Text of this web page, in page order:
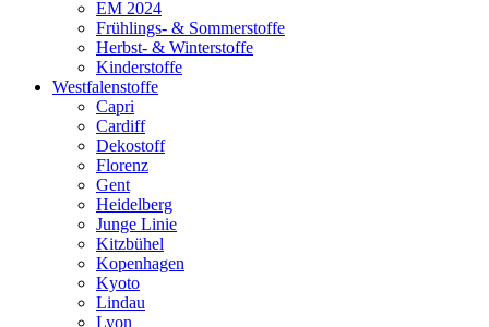
EM 2024
Frühlings- & Sommerstoffe
Herbst- & Winterstoffe
Kinderstoffe
Westfalenstoffe
Capri
Cardiff
Dekostoff
Florenz
Gent
Heidelberg
Junge Linie
Kitzbühel
Kopenhagen
Kyoto
Lindau
Lyon